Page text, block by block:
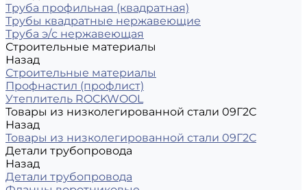
Труба профильная (квадратная)
Трубы квадратные нержавеющие
Труба э/с нержавеющая
Строительные материалы
Назад
Строительные материалы
Профнастил (профлист)
Утеплитель ROCKWOOL
Товары из низколегированной стали 09Г2С
Назад
Товары из низколегированной стали 09Г2С
Детали трубопровода
Назад
Детали трубопровода